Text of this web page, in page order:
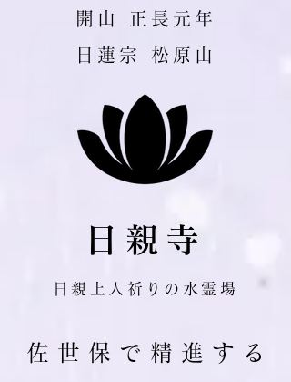
​開山 正長元年
日蓮宗 松原山
日親寺
日親上人祈りの水霊場
佐 世 保 で 精 進 す る